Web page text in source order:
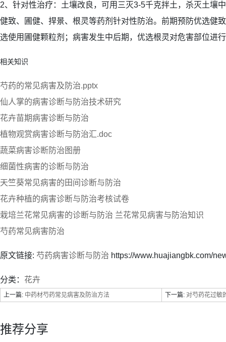
2、针对性治疗：土壤改良，可用三灭3-5千克拌土，杀灭土壤
健致、圃健、捍景、根灵等药剂针对性防治。前期预防优选健
选使用圃健颗粒剂；病害发生中后期，优选根灵对危害部位进
相关知识
芍药的常见病害及防治.pptx
仙人掌的病害诊断与防治技术研究
花卉苗期病害诊断与防治
植物观赏病害诊断与防治汇.doc
蔬菜病害诊断防治图册
细菌性病害的诊断与防治
天竺葵常见病害的田间诊断与防治
花卉种植的病害诊断与防治考核试卷
栽培兰花常见病害的诊断与防治 兰花常见病害与防治知识
芍药常见病害防治
原文链接: 芍药病害诊断与防治 https://www.huajiangbk.com/
分类： 花卉
上一篇: 中药材芍药常见病害及防治方法 下一篇: 对芍药花过敏
推荐分享